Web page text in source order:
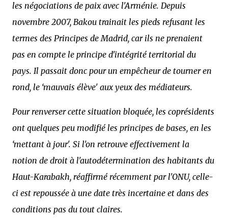
les négociations de paix avec l'Arménie. Depuis
novembre 2007, Bakou trainait les pieds refusant les
termes des Principes de Madrid, car ils ne prenaient
pas en compte le principe d'intégrité territorial du
pays. Il passait donc pour un empêcheur de tourner en
rond, le ‘mauvais élève' aux yeux des médiateurs.
Pour renverser cette situation bloquée, les coprésidents
ont quelques peu modifié les principes de bases, en les
‘mettant à jour'. Si l'on retrouve effectivement la
notion de droit à l'autodétermination des habitants du
Haut-Karabakh, réaffirmé récemment par l'ONU, celle-
ci est repoussée à une date très incertaine et dans des
conditions pas du tout claires.